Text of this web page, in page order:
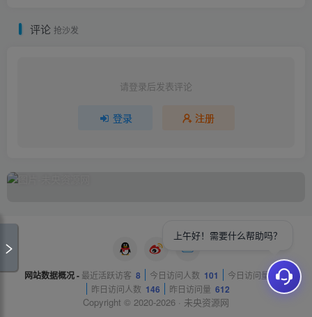
评论 抢沙发
请登录后发表评论
登录 注册
网站数据概况 - 最近活跃访客 8 今日访问人数 101 今日访问量 277
昨日访问人数 146 昨日访问量 612
Copyright © 2020-2026 · 未央资源网
上午好！需要什么帮助吗？